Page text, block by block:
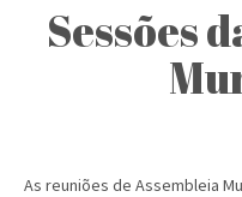
Sessões
As reuniões de Assembleia